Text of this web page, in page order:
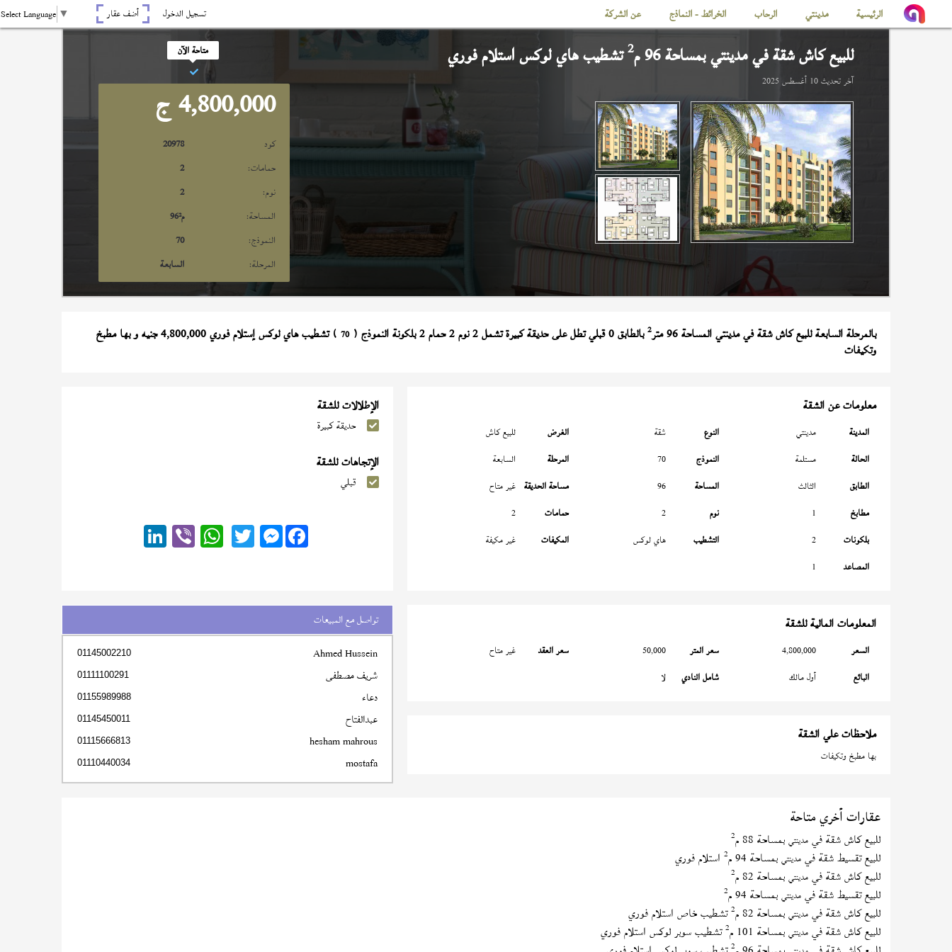
الرئيسية مدينتي الرحاب الخرائط - النماذج عن الشركة تسجيل الدخول أضف عقار Select Language ▼
للبيع كاش شقة فيمدينتيبمساحة 96 م 2تشطيب هاي لوكس استلام فوري
آخر تحديث10 أغسطس 2025
متاحة الآن
4,800,000 ج
كود
20978
حمامات:
2
نوم:
2
المساحة:
96م²
النموذج:
70
المرحلة:
السابعة
بالمرحلة السابعة للبيع كاش شقة في مدينتي المساحة 96 متر 2بالطابق 0 قبلي تطل على حديقة كبيرة تشمل 2 نوم 2 حمام 2 بلكونة النموذج ( 70 ) تشطيب هاي لوكس إستلام فوري 4,800,000 جنيه و بها مطبخ
وتكيفات
معلومات عن الشقة
المدينة مدينتي النوع شقة الغرض
للبيع كاش
الحالة
مستلمة النموذج 70 المرحلة
السابعة
الطابق
الثالث المساحة 96 مساحة الحديقة غير متاح
مطابخ
1 نوم 2 حمامات
2
بلكونات
2 التشطيب هاي لوكس المكيفات
غير مكيفة
المصاعد
1
الإطلالات للشقة
حديقة كبيرة
الإتجاهات للشقة
قبلي
Messenger
المعلومات المالية للشقة
السعر 4,800,000 سعر المتر 50,000 سعر العقد
غير متاح
البائع
أول مالك شامل النادي لا
ملاحظات علي الشقة
بها مطبخ وتكيفات
تواصل مع المبيعات
Ahmed Hussein
01145002210
شريف مصطفى 01111100291
دعاء 01155989988
عبدالفتاح 01145450011
hesham mahrous
01115666813
mostafa
01110440034
عقارات أخري متاحة
للبيع كاش شقة في مدينتي بمساحة 88 م 2
للبيع تقسيط شقة في مدينتي بمساحة 94 م 2 استلام فوري
للبيع كاش شقة في مدينتي بمساحة 82 م 2
للبيع تقسيط شقة في مدينتي بمساحة 94 م 2
للبيع كاش شقة في مدينتي بمساحة 82 م 2تشطيب خاص استلام فوري
للبيع كاش شقة في مدينتي بمساحة 101 م 2تشطيب سوبر لوكس استلام فوري
2